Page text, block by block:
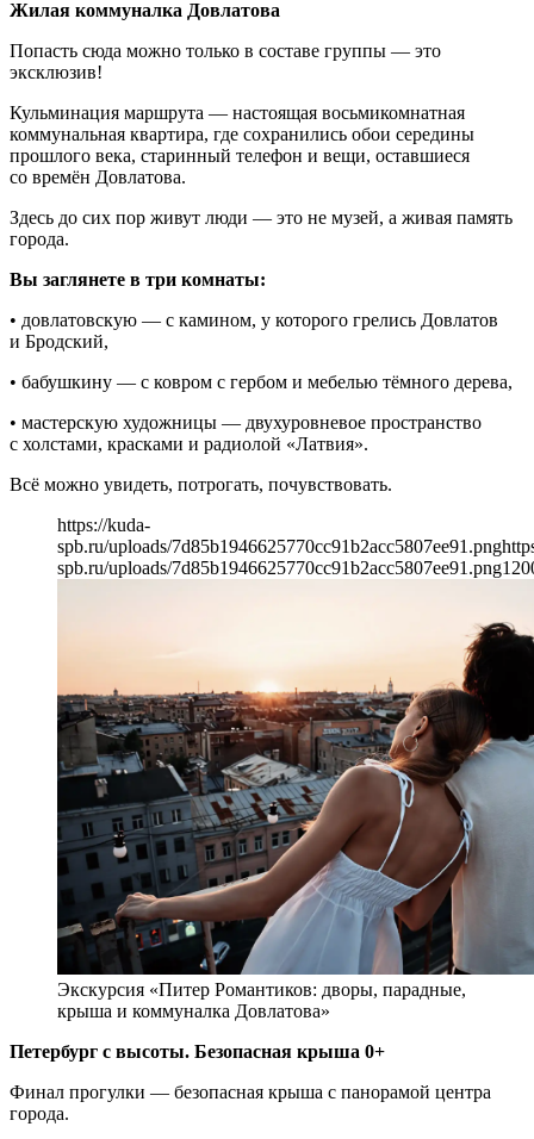
Жилая коммуналка Довлатова
Попасть сюда можно только в составе группы — это
эксклюзив!
Кульминация маршрута — настоящая восьмикомнатная
коммунальная квартира, где сохранились обои середины
прошлого века, старинный телефон и вещи, оставшиеся
со времён Довлатова.
Здесь до сих пор живут люди — это не музей, а живая память
города.
Вы заглянете в три комнаты:
• довлатовскую — с камином, у которого грелись Довлатов
и Бродский,
• бабушкину — с ковром с гербом и мебелью тёмного дерева,
• мастерскую художницы — двухуровневое пространство
с холстами, красками и радиолой «Латвия».
Всё можно увидеть, потрогать, почувствовать.
https://kuda-
spb.ru/uploads/7d85b1946625770cc91b2acc5807ee91.png
spb.ru/uploads/7d85b1946625770cc91b2acc5807ee91.png
Экскурсия «Питер Романтиков: дворы, парадные,
крыша и коммуналка Довлатова»
Петербург с высоты. Безопасная крыша 0+
Финал прогулки — безопасная крыша с панорамой центра
города.